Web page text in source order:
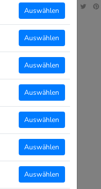
Auswählen
Auswählen
Auswählen
Auswählen
Auswählen
Auswählen
Auswählen
TEILEN